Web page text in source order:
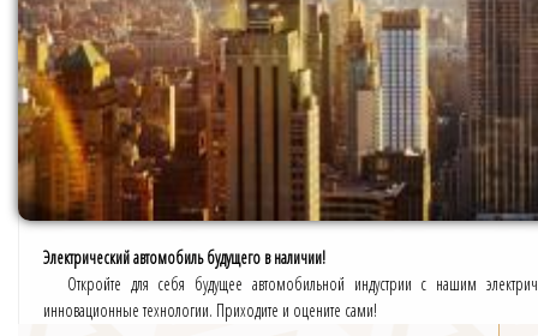
Электрический автомобиль будущего в наличии!
Откройте для себя будущее автомобильной индустрии с нашим
инновационные технологии. Приходите и оцените сами!